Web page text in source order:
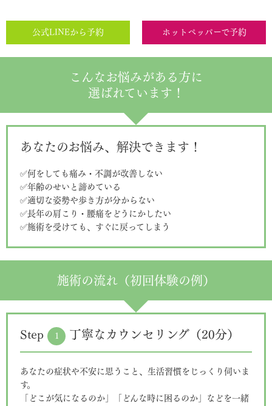
公式LINEから予約 ホットペッパーで予約
こんなお悩みがある方に
選ばれています！
あなたのお悩み、解決できます！
✅何をしても痛み・不調が改善しない
✅年齢のせいと諦めている
✅適切な姿勢や歩き方が分からない
✅長年の肩こり・腰痛をどうにかしたい
✅施術を受けても、すぐに戻ってしまう
施術の流れ（初回体験の例）
Step 1 丁寧なカウンセリング（20分）
あなたの症状や不安に思うこと、生活習慣をじっくり伺いま
す。
「どこが気になるのか」「どんな時に困るのか」などを一緒